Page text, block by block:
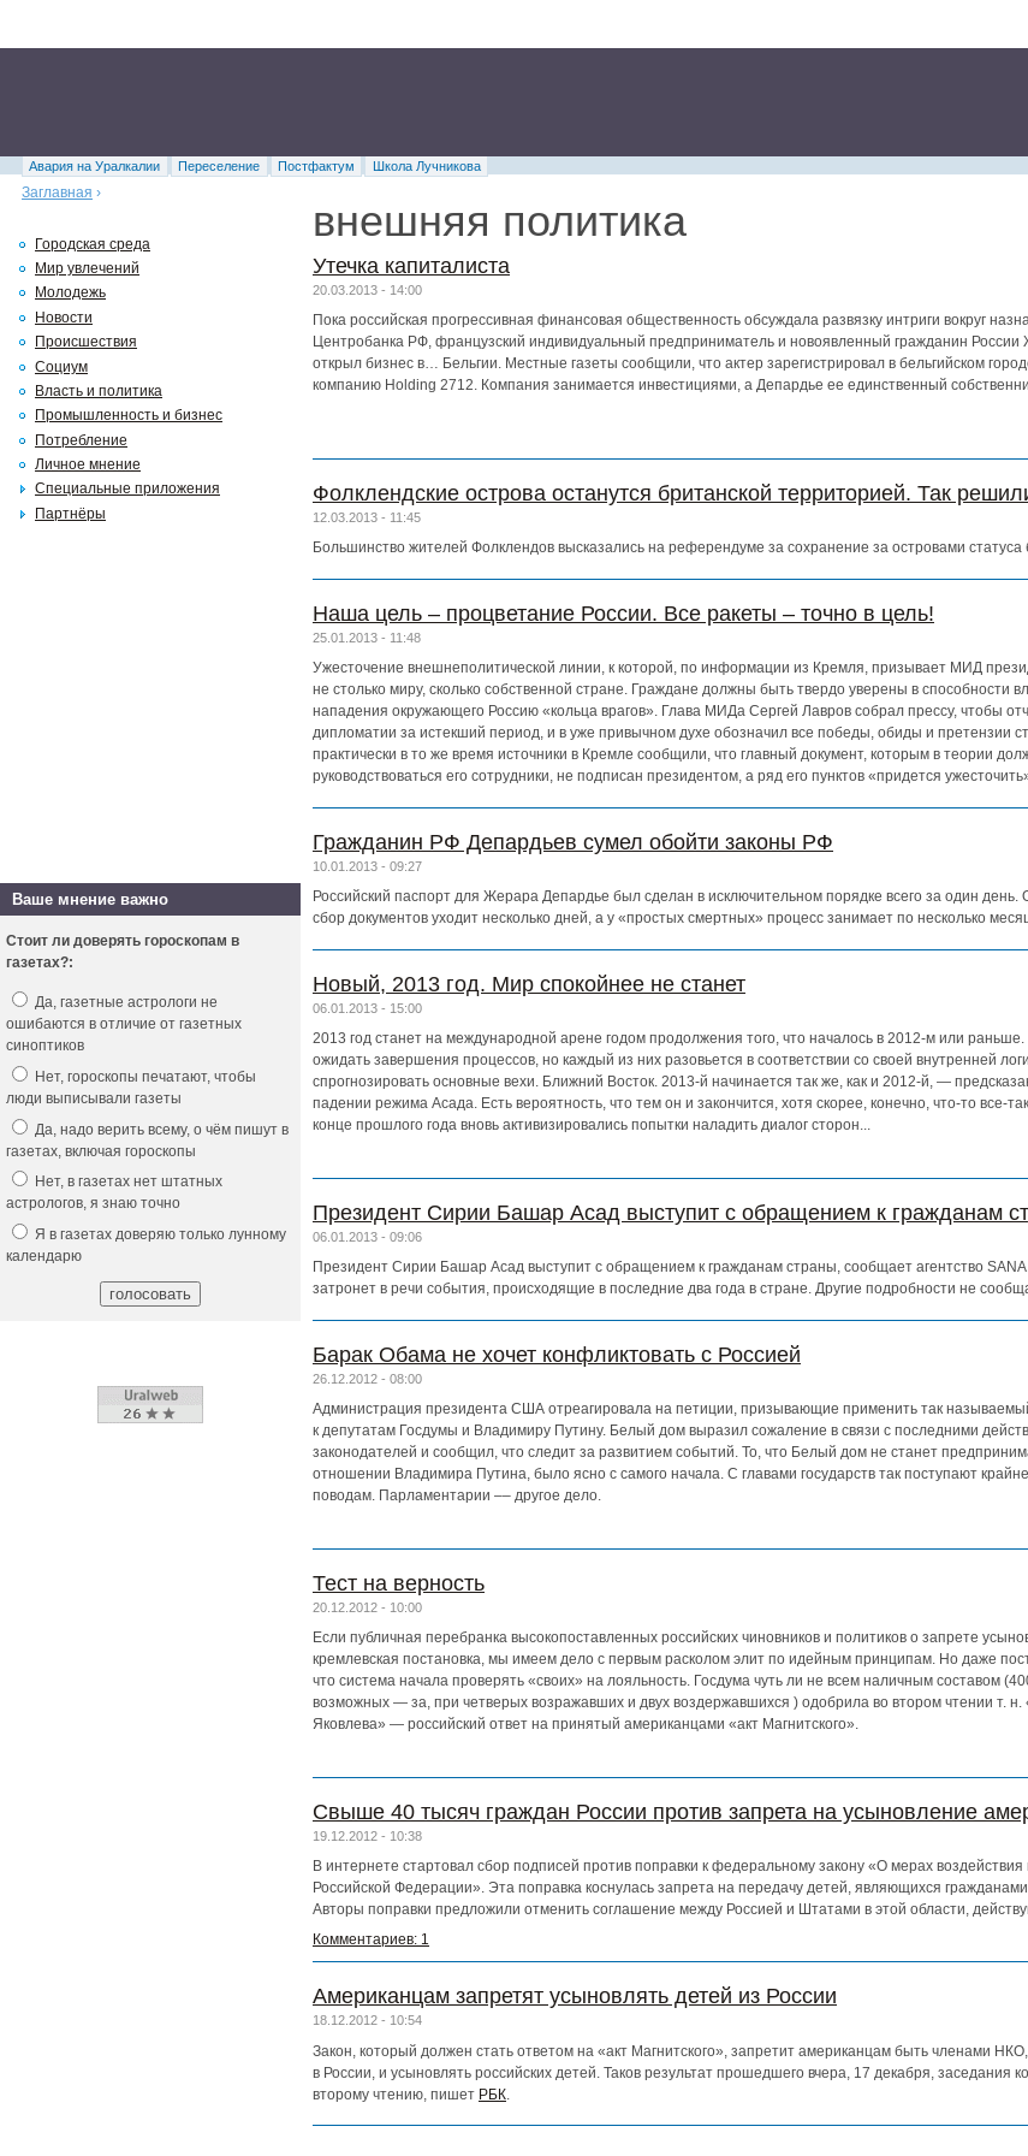
Авария на Уралкалии Переселение Постфактум
Школа Лучникова
Заглавная ›
внешняя политика
Утечка капиталиста
20.03.2013 - 14:00
Пока российская прогрессивная финансовая общественность обсуждала развязку интриги вокруг
Центробанка РФ, французский индивидуальный предприниматель и новоявленный гражданин
открыл бизнес в… Бельгии. Местные газеты сообщили, что актер зарегистрировал в бельгийском
компанию Holding 2712. Компания занимается инвестициями, а Депардье ее единственный
Фолклендские острова останутся британской территорией. Так
12.03.2013 - 11:45
Большинство жителей Фолклендов высказались на референдуме за сохранение за островами
Наша цель – процветание России. Все ракеты – точно в цель!
25.01.2013 - 11:48
Ужесточение внешнеполитической линии, к которой, по информации из Кремля, призывает МИД
не столько миру, сколько собственной стране. Граждане должны быть твердо уверены в способности
нападения окружающего Россию «кольца врагов». Глава МИДа Сергей Лавров собрал прессу, чтобы
дипломатии за истекший период, и в уже привычном духе обозначил все победы, обиды и претензии
практически в то же время источники в Кремле сообщили, что главный документ, которым в теории
руководствоваться его сотрудники, не подписан президентом, а ряд его пунктов «придется
Гражданин РФ Депардьев сумел обойти законы РФ
10.01.2013 - 09:27
Российский паспорт для Жерара Депардье был сделан в исключительном порядке всего за один
сбор документов уходит несколько дней, а у «простых смертных» процесс занимает по несколько
Новый, 2013 год. Мир спокойнее не станет
06.01.2013 - 15:00
2013 год станет на международной арене годом продолжения того, что началось в 2012-м или
ожидать завершения процессов, но каждый из них разовьется в соответствии со своей внутренней
спрогнозировать основные вехи. Ближний Восток. 2013-й начинается так же, как и 2012-й, —
падении режима Асада. Есть вероятность, что тем он и закончится, хотя скорее, конечно, что-то все-
конце прошлого года вновь активизировались попытки наладить диалог сторон...
Президент Сирии Башар Асад выступит с обращением к гражданам
06.01.2013 - 09:06
Президент Сирии Башар Асад выступит с обращением к гражданам страны, сообщает агентство
затронет в речи события, происходящие в последние два года в стране. Другие подробности не
Барак Обама не хочет конфликтовать с Россией
26.12.2012 - 08:00
Администрация президента США отреагировала на петиции, призывающие применить так
к депутатам Госдумы и Владимиру Путину. Белый дом выразил сожаление в связи с последними
законодателей и сообщил, что следит за развитием событий. То, что Белый дом не станет
отношении Владимира Путина, было ясно с самого начала. С главами государств так поступают
поводам. Парламентарии –– другое дело.
Тест на верность
20.12.2012 - 10:00
Если публичная перебранка высокопоставленных российских чиновников и политиков о запрете
кремлевская постановка, мы имеем дело с первым расколом элит по идейным принципам. Но даже
что система начала проверять «своих» на лояльность. Госдума чуть ли не всем наличным составом
возможных — за, при четверых возражавших и двух воздержавшихся ) одобрила во втором чтении т. н.
Яковлева» — российский ответ на принятый американцами «акт Магнитского».
Свыше 40 тысяч граждан России против запрета на усыновление
19.12.2012 - 10:38
В интернете стартовал сбор подписей против поправки к федеральному закону «О мерах
Российской Федерации». Эта поправка коснулась запрета на передачу детей, являющихся
Авторы поправки предложили отменить соглашение между Россией и Штатами в этой области,
Комментариев: 1
Американцам запретят усыновлять детей из России
18.12.2012 - 10:54
Закон, который должен стать ответом на «акт Магнитского», запретит американцам быть членами
в России, и усыновлять российских детей. Таков результат прошедшего вчера, 17 декабря, заседания
второму чтению, пишет РБК
Городская среда
Мир увлечений
Молодежь
Новости
Происшествия
Социум
Власть и политика
Промышленность и бизнес
Потребление
Личное мнение
Специальные приложения
Партнёры
Ваше мнение важно
Стоит ли доверять гороскопам в
газетах?:
Да, газетные астрологи не
ошибаются в отличие от газетных
синоптиков
Нет, гороскопы печатают, чтобы
люди выписывали газеты
Да, надо верить всему, о чём пишут в
газетах, включая гороскопы
Нет, в газетах нет штатных
астрологов, я знаю точно
Я в газетах доверяю только лунному
календарю